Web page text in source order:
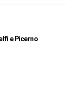
e Picerno